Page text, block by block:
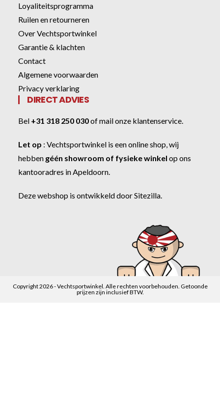
Loyaliteitsprogramma
Ruilen en retourneren
Over Vechtsportwinkel
Garantie & klachten
Contact
Algemene voorwaarden
Privacy verklaring
DIRECT ADVIES
Bel +31 318 250 030ofmail onze klantenservice
Let op :Vechtsportwinkel is een online shop, wij
hebben géén showroom of fysieke winkel op ons
kantooradres in Apeldoorn.
Deze webshop is ontwikkeld doorSitezilla
Copyright 2026 - Vechtsportwinkel. Alle rechten voorbehouden. Getoonde
prijzen zijn inclusief BTW.